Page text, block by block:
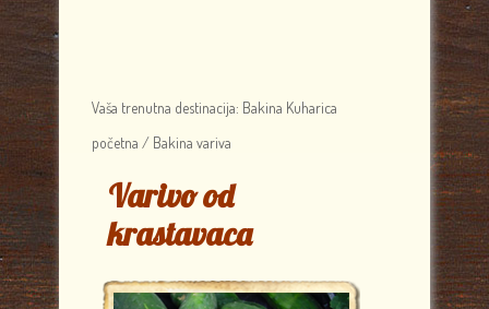
Vaša trenutna destinacija: Bakina Kuharica
početna / Bakina variva
Varivo od
krastavaca